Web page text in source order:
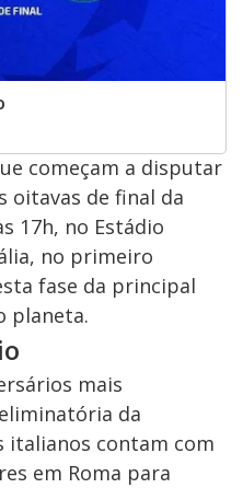
começam a disputar
oitavas de final da
17h, no Estádio
no primeiro
fase da principal
planeta.
mais
da
italianos contam com
em Roma para